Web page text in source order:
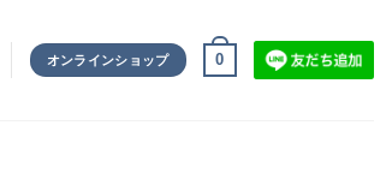
オンラインショップ 0